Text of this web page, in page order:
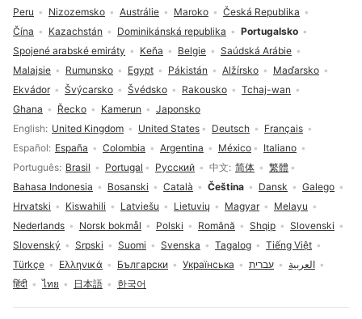
Volba jazyka
English United Kingdom United States Deutsch
Français
Español
España Colombia Argentina México
Italiano
Português Brasil Portugal Русский 中文 简体
繁體
Bahasa Indonesia
Bosanski Català Čeština Dansk
Galego
Hrvatski
Kiswahili Latviešu Lietuvių Magyar
Melayu
Nederlands
Norsk bokmål Polski Română Shqip
Slovenski
Slovenský
Srpski Suomi Svenska Tagalog
Tiếng Việt
Türkçe
Ελληνικά Български Українська עברית
العربية
हिंदी
ไทย 日本語 한국어
Peru
Nizozemsko Austrálie Maroko
Česká Republika
Čína
Kazachstán Dominikánská republika
Portugalsko
Spojené arabské emiráty
Keňa Belgie
Saúdská Arábie
Malajsie
Rumunsko Egypt Pákistán Alžírsko
Maďarsko
Ekvádor
Švýcarsko Švédsko Rakousko
Tchaj-wan
Ghana
Řecko Kamerun Japonsko